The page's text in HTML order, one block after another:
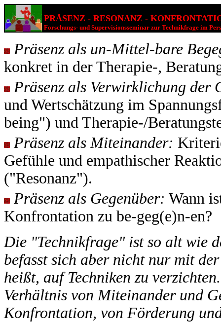
PRÄSENZ - RESONANZ -
Forschungs- und Supervisionsseminar zur Technikfrage im
Präsenz als un-Mittel-bare
konkret in der Therapie-,
Präsenz als Verwirklichung der
und Wertschätzung im
being") und Therapie-/
Präsenz als Miteinander:
Gefühle und empathischer
("Resonanz").
Präsenz als Gegenüber: Wann
Konfrontation zu be-geg(e)n-en?
Die "Technikfrage" ist so alt wie
befasst sich aber nicht nur mit
heißt, auf Techniken zu
Verhältnis von Miteinander und
Konfrontation, von Förderung